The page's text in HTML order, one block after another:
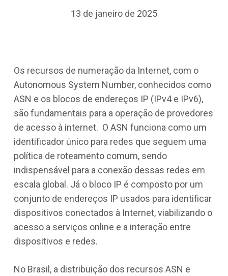
13 de janeiro de 2025
Os recursos de numeração da Internet, com o
Autonomous System Number, conhecidos como
ASN e os blocos de endereços IP (IPv4 e IPv6),
são fundamentais para a operação de provedores
de acesso à internet. O ASN funciona como um
identificador único para redes que seguem uma
política de roteamento comum, sendo
indispensável para a conexão dessas redes em
escala global. Já o bloco IP é composto por um
conjunto de endereços IP usados para identificar
dispositivos conectados à Internet, viabilizando o
acesso a serviços online e a interação entre
dispositivos e redes.
No Brasil, a distribuição dos recursos ASN e